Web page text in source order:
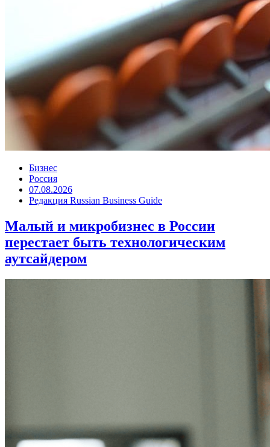
Бизнес
Россия
07.08.2026
Редакция Russian Business Guide
Малый и микробизнес в России
перестает быть технологическим
аутсайдером